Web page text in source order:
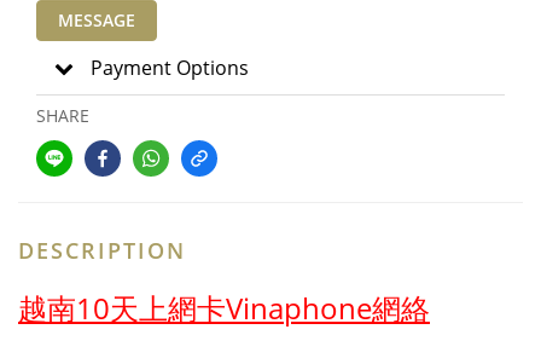
MESSAGE
Payment Options
SHARE
DESCRIPTION
越南10天上網卡Vinaphone網絡